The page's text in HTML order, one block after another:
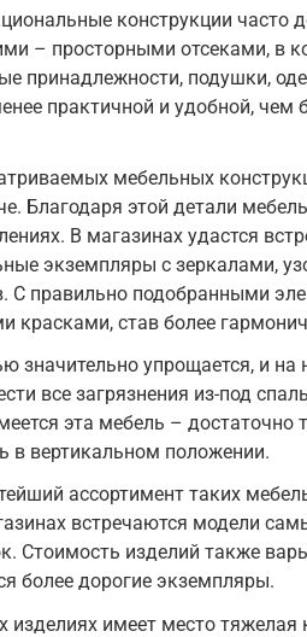
конструкции часто
– просторными отсеками, в
принадлежности, подушки,
практичной и удобной,
мебельных
Благодаря этой детали
В магазинах удастся
экземпляры с зеркалами,
С правильно подобранными
красками, став более
значительно упрощается, и на
все загрязнения из-под
эта мебель – достаточно
в вертикальном положении.
ассортимент таких
встречаются модели
Стоимость изделий также
более дорогие экземпляры.
изделиях имеет место тяжелая